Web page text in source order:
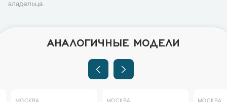
владельца.
АНАЛОГИЧНЫЕ МОДЕЛИ